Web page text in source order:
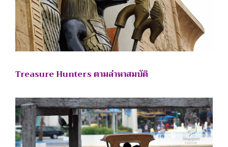
Treasure Hunters ตามล่าหาสมบัติ